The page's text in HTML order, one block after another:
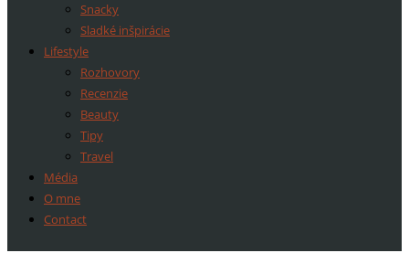
Snacky
Sladké inšpirácie
Lifestyle
Rozhovory
Recenzie
Beauty
Tipy
Travel
Média
O mne
Contact